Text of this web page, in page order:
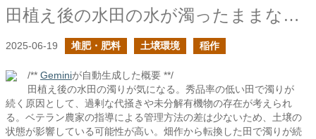
田植え後の水田の水が濁ったままなのは何故なのだろうか？
2025-06-19 堆肥・肥料 土壌環境 稲作
/** Geminiが自動生成した概要 **/
田植え後の水田の濁りが気になる。秀品率の低い田で濁りが
続く原因として、過剰な代掻きや未分解有機物の存在が考えられ
る。ベテラン農家の指導による管理方法の差は少ないため、土壌の
状態が影響している可能性が高い。畑作から転換した田で濁りが続